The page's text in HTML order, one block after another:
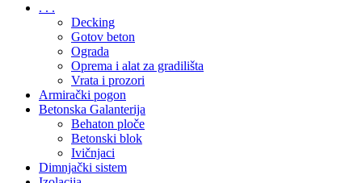
. . .
Decking
Gotov beton
Ograda
Oprema i alat za gradilišta
Vrata i prozori
Armirački pogon
Betonska Galanterija
Behaton ploče
Betonski blok
Ivičnjaci
Dimnjački sistem